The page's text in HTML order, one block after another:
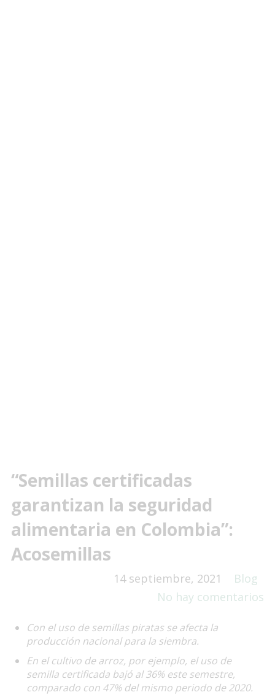
“Semillas certificadas
garantizan la seguridad
alimentaria en Colombia”:
Acosemillas
14 septiembre, 2021
Blog
No hay comentarios
Con el uso de semillas piratas se afecta la
producción nacional para la siembra.
En el cultivo de arroz, por ejemplo, el uso de
semilla certificada bajó al 36% este semestre,
comparado con 47% del mismo periodo de 2020.